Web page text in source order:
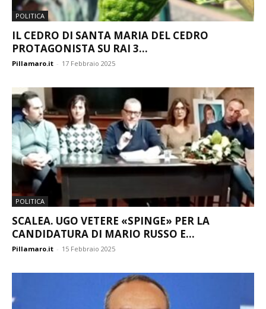
POLITICA
IL CEDRO DI SANTA MARIA DEL CEDRO
PROTAGONISTA SU RAI 3...
Pillamaro.it - 17 Febbraio 2025
POLITICA
SCALEA. UGO VETERE «SPINGE» PER LA
CANDIDATURA DI MARIO RUSSO E...
Pillamaro.it - 15 Febbraio 2025